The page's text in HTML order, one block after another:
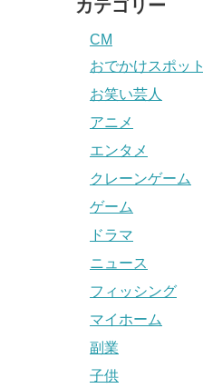
カテゴリー
CM
おでかけスポット
お笑い芸人
アニメ
エンタメ
クレーンゲーム
ゲーム
ドラマ
ニュース
フィッシング
マイホーム
副業
子供